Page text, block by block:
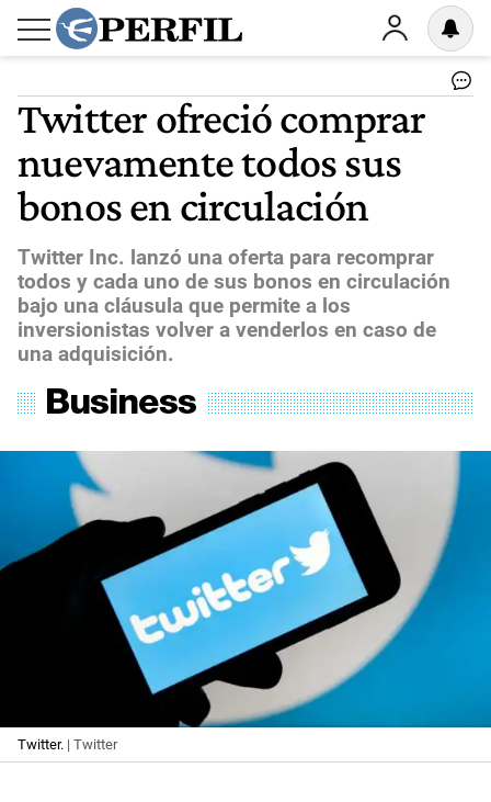
Twitter ofreció comprar
nuevamente todos sus
bonos en circulación
Twitter Inc. lanzó una oferta para recomprar
todos y cada uno de sus bonos en circulación
bajo una cláusula que permite a los
inversionistas volver a venderlos en caso de
una adquisición.
Twitter. | Twitter